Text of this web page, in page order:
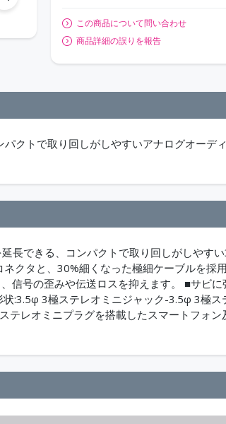
この商品について問い合わせ
商品詳細の誤りを報告
クトで取り回しがしやすいアナログオーデ
長できる、コンパクトで取り回しがしやす
クタと、30%細くなった極細ケーブルを採
信号の歪みや伝送ロスを抑えます。 ■サビ
:3.5φ 3極ステレオミニジャック-3.5φ 3極
テレオミニプラグを搭載したスマートフォ